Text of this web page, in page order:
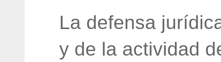
La defensa
y de la actividad